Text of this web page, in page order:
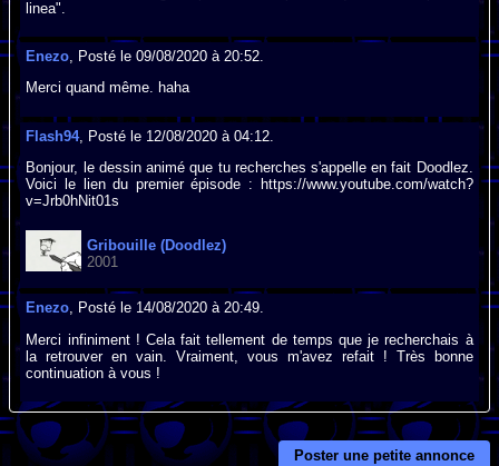
linea".
Enezo , Posté le 09/08/2020 à 20:52.
Merci quand même. haha
Flash94, Posté le 12/08/2020 à 04:12.
Bonjour, le dessin animé que tu recherches s'appelle en fait Doodlez.
Voici le lien du premier épisode : https://www.youtube.com/watch?
v=Jrb0hNit01s
Gribouille (Doodlez)
2001
Enezo, Posté le 14/08/2020 à 20:49.
Merci infiniment ! Cela fait tellement de temps que je recherchais à
la retrouver en vain. Vraiment, vous m'avez refait ! Très bonne
continuation à vous !
Poster une petite annonce